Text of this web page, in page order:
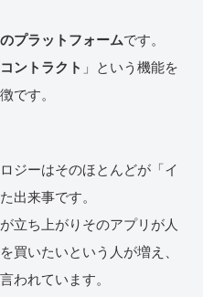
プラットフォームです。
ントラクト 」という機能を
です。
ジーはそのほとんどが「イ
出来事です。
立ち上がりそのアプリが人
買いたいという人が増え、
われています。